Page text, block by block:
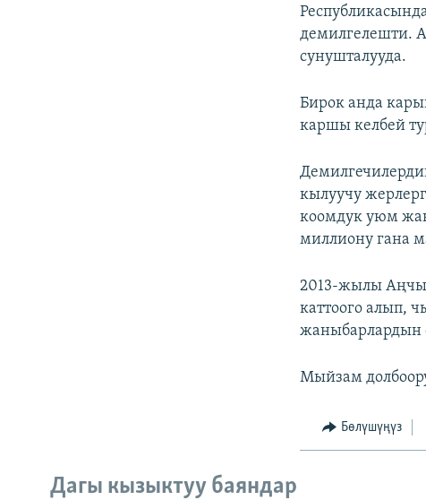
демилгелешти.
сунушталууда.
Бирок анда
каршы келбей
кылуучу
коомдук уюм
миллиону гана
2013-жылы
каттоого алып,
жаныбарлардын
Мыйзам
Бөлүшүңүз
Дагы кызыктуу баяндар